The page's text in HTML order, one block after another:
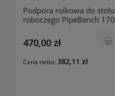
Podpora rolkowa do stołu
roboczego PipeBench 170
470,00 zł
Cena netto: 382,11 zł